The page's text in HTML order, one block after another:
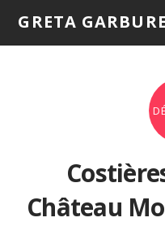
GRETA GARBURE
Château